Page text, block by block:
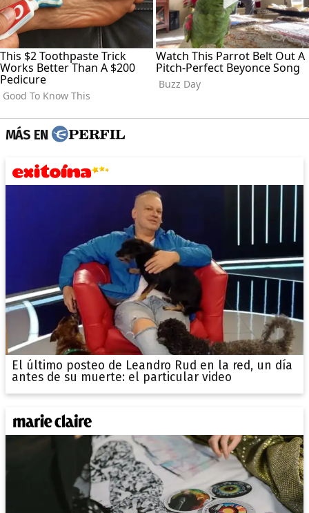
MÁS EN
El último posteo de Leandro Rud en la red, un día
antes de su muerte: el particular video